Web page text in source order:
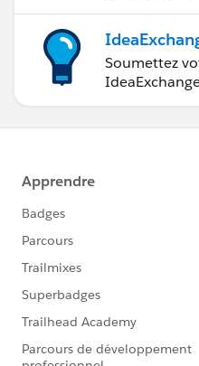
Soumettez